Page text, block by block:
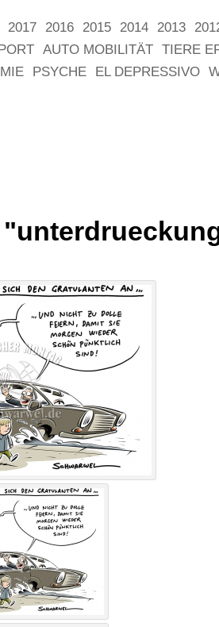
2017 2016 2015 2014 2013
AUTO MOBILITÄT TIERE
PSYCHE EL DEPRESSIVO